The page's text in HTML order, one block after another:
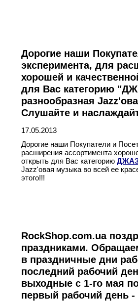
Дорогие наши
эксперимента, для
хорошей и
для Вас категорию
разнообразная
Слушайте и
17.05.2013
Дорогие наши Покупатели и
расширения ассортимента
открыть для Вас категорию
Jazz'овая музыка во всей ее
этого!!!
RockShop.com.ua
праздниками.
в праздничные дни
последний рабочий
выходные с 1-го мая
первый рабочий день -